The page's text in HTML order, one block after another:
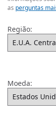
as perguntas
Região:
Moeda: